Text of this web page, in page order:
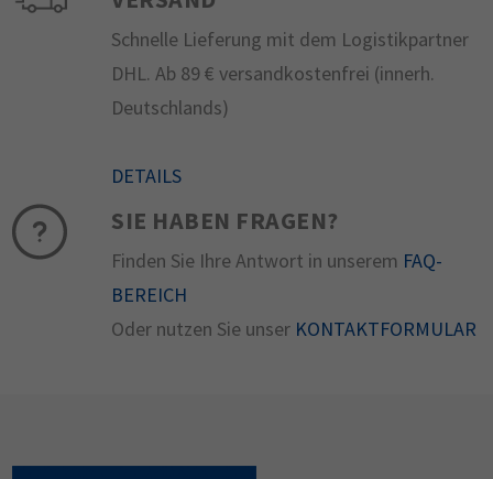
Schnelle Lieferung mit dem Logistikpartner
DHL. Ab 89 € versandkostenfrei (innerh.
Deutschlands)
DETAILS
SIE HABEN FRAGEN?
Finden Sie Ihre Antwort in unserem FAQ-
BEREICH
Oder nutzen Sie unser KONTAKTFORMULAR